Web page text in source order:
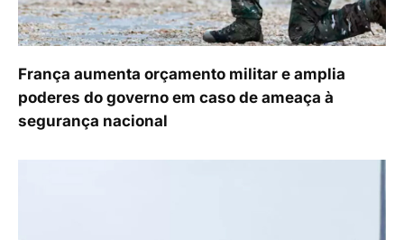
França aumenta orçamento militar e amplia
poderes do governo em caso de ameaça à
segurança nacional